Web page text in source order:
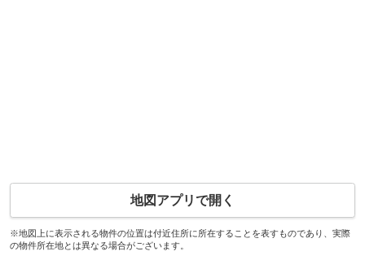
地図アプリで開く
※地図上に表示される物件の位置は付近住所に所在することを表すものであり、実際
の物件所在地とは異なる場合がございます。